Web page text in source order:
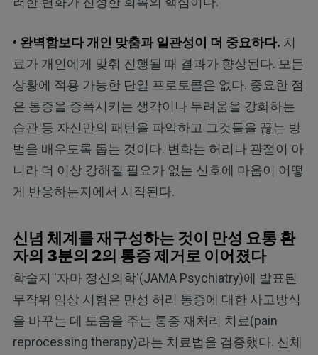
• 완벽함보다 개인 맞춤과 일관성이 더 중요하다. 치
료가 개인에게 맞춰 진행될 때 결과가 향상된다. 모든
상황에 적용 가능한 단일 프로토콜은 없다. 중요한 점
은 통증을 증폭시키는 생각이나 두려움을 강화하는
습관 등 자신만의 패턴을 파악하고 그것들을 끊는 방
법을 배우도록 돕는 것이다. 변화는 허리나 관절이 아
니라 더 이상 강해질 필요가 없는 신호에 마음이 어떻
게 반응하는지에서 시작된다.
신념 체계를 재구성하는 것이 만성 요통 환
자의 3분의 2의 통증 제거로 이어졌다
학술지 '자마 정신의학'(JAMA Psychiatry)에 발표된
무작위 임상 시험은 만성 허리 통증에 대한 사고방식
을 바꾸는 데 도움을 주는 통증 재처리 치료(pain
reprocessing therapy)라는 치료법을 검증했다. 신체